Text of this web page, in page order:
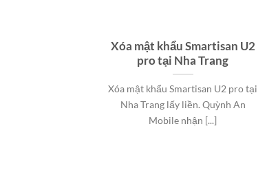
Xóa mật khẩu Smartisan U2
pro tại Nha Trang
Xóa mật khẩu Smartisan U2 pro tại
Nha Trang lấy liền. Quỳnh An
Mobile nhận [...]